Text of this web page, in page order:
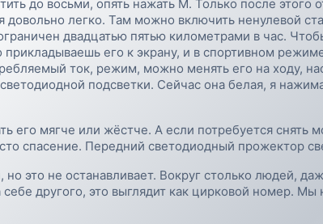
до восьми, опять нажать М. Только после этого
легко. Там можно включить ненулевой
двадцатью пятью километрами в час.
его к экрану, и в спортивном
ток, режим, можно менять его на ходу,
подсветки. Сейчас она белая, я
мягче или жёстче. А если потребуется снять
спасение. Передний светодиодный прожектор
это не останавливает. Вокруг столько людей,
другого, это выглядит как цирковой номер. Мы